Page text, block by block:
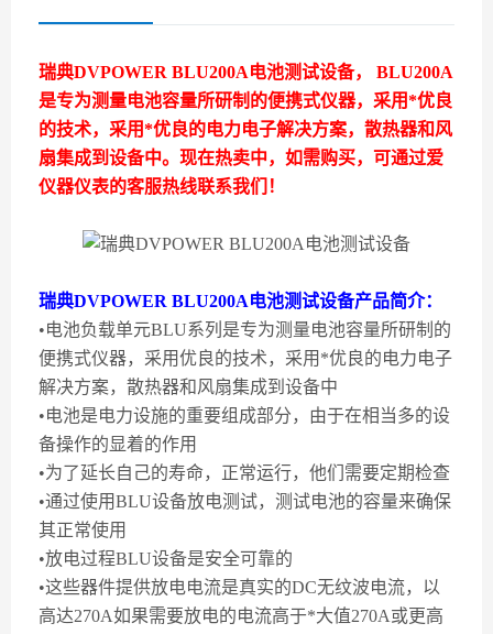
瑞典DVPOWER BLU200A电池测试设备，
BLU200A
是专为测量电池容量所研制的便携式仪器，采用*优良
的技术，采用*优良的电力电子解决方案，散热器和风
扇集成到设备中。现在热卖中，如需购买，可通过爱
仪器仪表的客服热线联系我们！
瑞典DVPOWER BLU200A电池测试设备产品简介：
•电池负载单元BLU系列是专为测量电池容量所研制的
便携式仪器，采用优良的技术，采用*优良的电力电子
解决方案，散热器和风扇集成到设备中
•电池是电力设施的重要组成部分，由于在相当多的设
备操作的显着的作用
•为了延长自己的寿命，正常运行，他们需要定期检查
•通过使用BLU设备放电测试，测试电池的容量来确保
其正常使用
•放电过程BLU设备是安全可靠的
•这些器件提供放电电流是真实的DC无纹波电流，以
高达270A如果需要放电的电流高于*大值270A或更高